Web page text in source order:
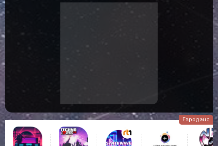
Евродэнс